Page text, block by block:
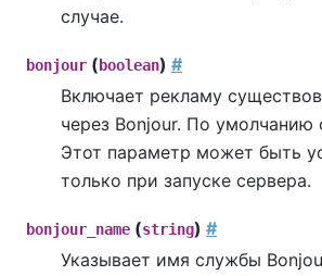
случае.
bonjour ( boolean) #
Включает рекламу
через Bonjour. По умолчанию
Этот параметр может быть
только при запуске сервера.
bonjour_name (string) #
Указывает имя службы